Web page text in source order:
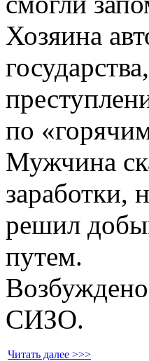
Хозяина
по
Мужчина
заработки,
решил
путем.
СИЗО.
Читать далее >>>